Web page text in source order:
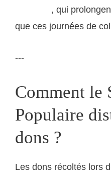
, qui
que ces journées de
---
Comment le
Populaire
dons ?
Les dons récoltés lors